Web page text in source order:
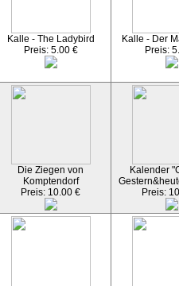
Kalle - The Ladybird
Preis: 5.00 €
Kalle - Der
Preis:
Die Ziegen von
Komptendorf
Preis: 10.00 €
Kalender
Preis: